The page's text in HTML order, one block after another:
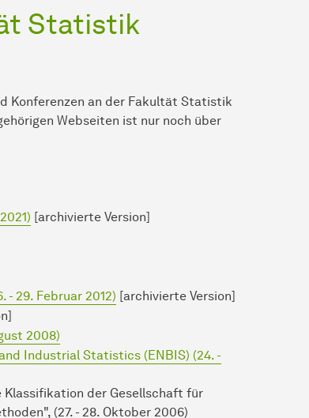
Statistik
Konferenzen an der Fakultät Statistik
Webseiten ist nur noch über
[archivierte Version]
29. Februar 2012) [archivierte Version]
2008)
Industrial Statistics (ENBIS) (24. -
Klassifikation der Gesellschaft für
(27. - 28. Oktober 2006)